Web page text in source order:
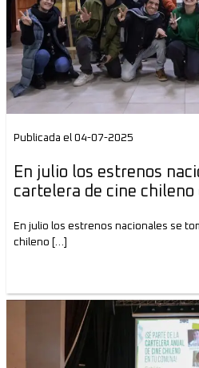
Publicada el 04-07-2025
En julio los estrenos
cartelera de cine
En julio los estrenos nacionales se
chileno […]